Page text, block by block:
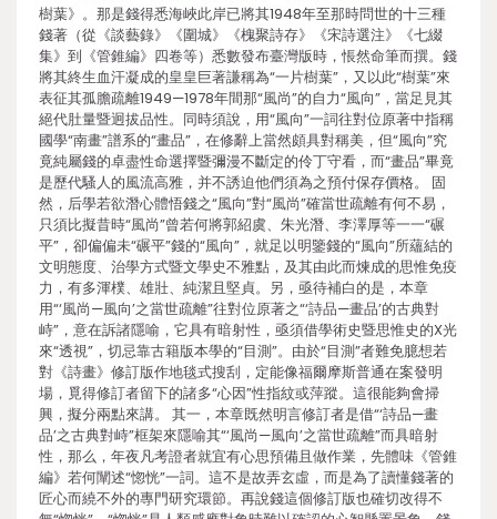
樹葉》。那是錢得悉海峽此岸已將其1948年至那時問世的十三種
錢著（從《談藝錄》《圍城》《槐聚詩存》《宋詩選注》《七綴
集》到《管錐編》四卷等）悉數發布臺灣版時，悵然命筆而撰。錢
將其終生血汗凝成的皇皇巨著謙稱為“一片樹葉”，又以此“樹葉”來
表征其孤膽疏離1949—1978年間那“風尚”的自力“風向”，當足見其
絕代肚量暨迥拔品性。同時須說，用“風向”一詞往對位原著中指稱
國學“南畫”譜系的“畫品”，在修辭上當然頗具對稱美，但“風向”究
竟純屬錢的卓盡性命選擇暨彌漫不斷定的伶丁守看，而“畫品”畢竟
是歷代騷人的風流高雅，并不誘迫他們須為之預付保存價格。 固
然，后學若欲潛心體悟錢之“風向”對“風尚”確當世疏離有何不易，
只須比擬昔時“風尚”曾若何將郭紹虞、朱光潛、李澤厚等一一“碾
平”，卻偏偏未“碾平”錢的“風向”，就足以明鑒錢的“風向”所蘊結的
文明態度、治學方式暨文學史不雅點，及其由此而煉成的思惟免疫
力，有多渾樸、雄壯、純潔且堅貞。另，亟待補白的是，本章
用“‘風尚—風向’之當世疏離”往對位原著之“‘詩品—畫品’的古典對
峙”，意在訴諸隱喻，它具有暗射性，亟須借學術史暨思惟史的X光
來“透視”，切忌靠古籍版本學的“目測”。由於“目測”者難免臆想若
對《詩畫》修訂版作地毯式搜刮，定能像福爾摩斯普通在案發明
場，覓得修訂者留下的諸多“心因”性指紋或萍蹤。這很能夠會掃
興，擬分兩點來講。 其一，本章既然明言修訂者是借“‘詩品—畫
品’之古典對峙”框架來隱喻其“‘風尚—風向’之當世疏離”而具暗射
性，那么，年夜凡考證者就宜有心思預備且做作業，先體味《管錐
編》若何闡述“惚恍”一詞。這不是故弄玄虛，而是為了讀懂錢著的
匠心而繞不外的專門研究環節。再說錢這個修訂版也確切改得不